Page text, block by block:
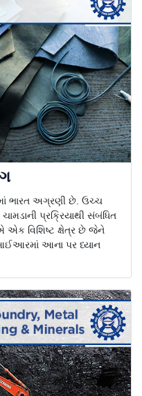
ભારત અગ્રણી છે. ઉચ્ચ
ચામડાની પ્રક્રિયાથી સંબંધિત
એક વિશિષ્ટ ક્ષેત્ર છે જેને
આના પર ધ્યાન